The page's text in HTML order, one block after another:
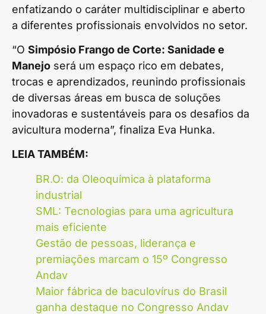
enfatizando o caráter multidisciplinar e aberto
a diferentes profissionais envolvidos no setor.
“O Simpósio Frango de Corte: Sanidade e
Manejo será um espaço rico em debates,
trocas e aprendizados, reunindo profissionais
de diversas áreas em busca de soluções
inovadoras e sustentáveis para os desafios da
avicultura moderna”, finaliza Eva Hunka.
LEIA TAMBÉM:
BR.O: da Oleoquímica à plataforma
industrial
SML: Tecnologias para uma agricultura
mais eficiente
Gestão de pessoas, liderança e
premiações marcam o 15º Congresso
Andav
Maior fábrica de baculovírus do Brasil
ganha destaque no Congresso Andav